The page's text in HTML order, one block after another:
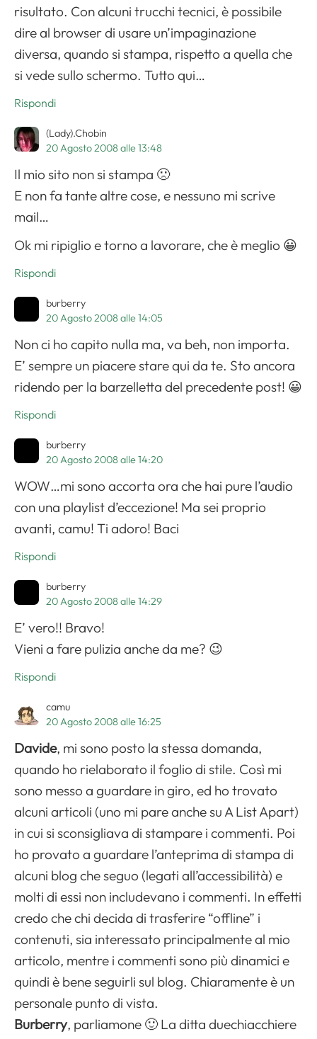
risultato. Con alcuni trucchi tecnici, è possibile
dire al browser di usare un’impaginazione
diversa, quando si stampa, rispetto a quella che
si vede sullo schermo. Tutto qui…
Rispondi
(Lady).Chobin
20 Agosto 2008 alle 13:48
Il mio sito non si stampa 🙁
E non fa tante altre cose, e nessuno mi scrive
mail…
Ok mi ripiglio e torno a lavorare, che è meglio 😀
Rispondi
burberry
20 Agosto 2008 alle 14:05
Non ci ho capito nulla ma, va beh, non importa.
E’ sempre un piacere stare qui da te. Sto ancora
ridendo per la barzelletta del precedente post! 😀
Rispondi
burberry
20 Agosto 2008 alle 14:20
WOW…mi sono accorta ora che hai pure l’audio
con una playlist d’eccezione! Ma sei proprio
avanti, camu! Ti adoro! Baci
Rispondi
burberry
20 Agosto 2008 alle 14:29
E’ vero!! Bravo!
Vieni a fare pulizia anche da me? 😉
Rispondi
camu
20 Agosto 2008 alle 16:25
Davide, mi sono posto la stessa domanda,
quando ho rielaborato il foglio di stile. Così mi
sono messo a guardare in giro, ed ho trovato
alcuni articoli (uno mi pare anche su A List Apart)
in cui si sconsigliava di stampare i commenti. Poi
ho provato a guardare l’anteprima di stampa di
alcuni blog che seguo (legati all’accessibilità) e
molti di essi non includevano i commenti. In effetti
credo che chi decida di trasferire “offline” i
contenuti, sia interessato principalmente al mio
articolo, mentre i commenti sono più dinamici e
quindi è bene seguirli sul blog. Chiaramente è un
personale punto di vista.
Burberry, parliamone 🙂 La ditta duechiacchiere
Apri il menu di navigazione